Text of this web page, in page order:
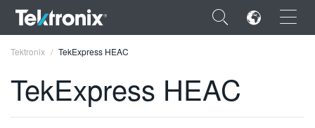
×
Tektronix TekExpress HEAC
TekExpress HEAC